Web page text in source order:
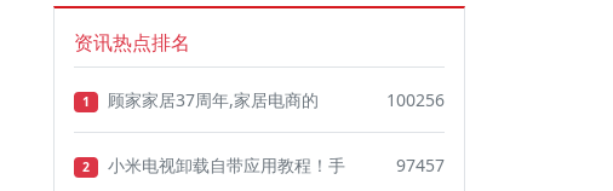
资讯热点排名
1 顾家家居37周年,家居电商的 100256
2 小米电视卸载自带应用教程！手 97457